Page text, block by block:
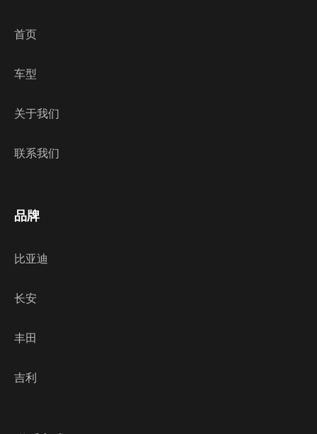
首页
车型
关于我们
联系我们
品牌
比亚迪
长安
丰田
吉利